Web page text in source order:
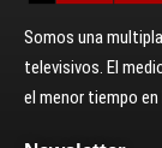
Somos una
televisivos. El
el menor tiempo